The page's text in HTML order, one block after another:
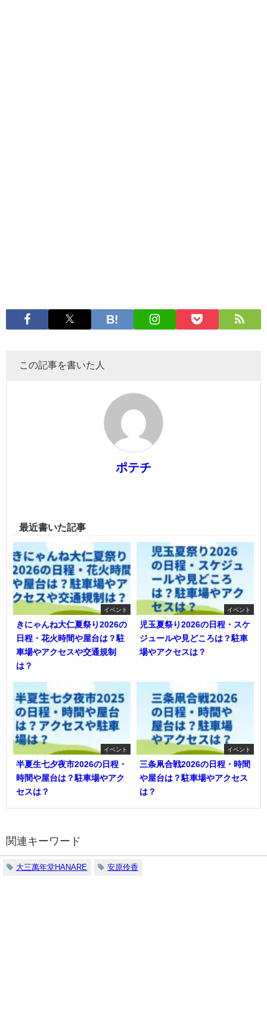
この記事を書いた人
ポテチ
最近書いた記事
イベント
きにゃんね大仁夏祭り2026の
日程・花火時間や屋台は？駐
車場やアクセスや交通規制
は？
イベント
児玉夏祭り2026の日程・スケ
ジュールや見どころは？駐車
場やアクセスは？
イベント
半夏生七夕夜市2026の日程・
時間や屋台は？駐車場やアク
セスは？
イベント
三条凧合戦2026の日程・時間
や屋台は？駐車場やアクセス
は？
関連キーワード
大三萬年堂HANARE 安原伶香